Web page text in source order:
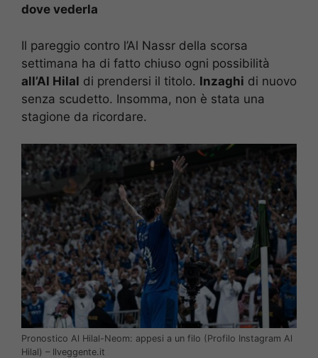
dove vederla
Il pareggio contro l’Al Nassr della scorsa
settimana ha di fatto chiuso ogni possibilità
all’Al Hilal di prendersi il titolo. Inzaghi di nuovo
senza scudetto. Insomma, non è stata una
stagione da ricordare.
Pronostico Al Hilal-Neom: appesi a un filo (Profilo Instagram Al
Hilal) – Ilveggente.it